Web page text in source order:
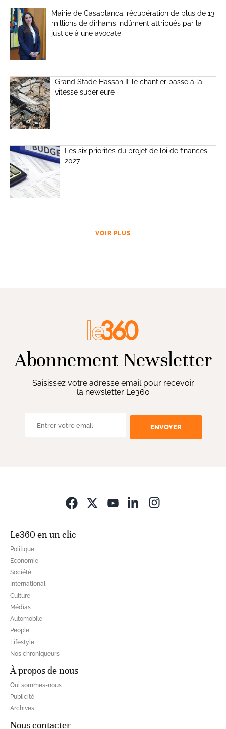
Mairie de Casablanca: récupération de plus de 13
millions de dirhams indûment attribués par la
justice à une avocate
Grand Stade Hassan II: le chantier passe à la
vitesse supérieure
Les six priorités du projet de loi de finances
2027
VOIR PLUS
Abonnement Newsletter
Saisissez votre adresse email pour recevoir
la newsletter Le360
ENVOYER
Le360 en un clic
Politique
Economie
Société
International
Culture
Médias
Automobile
People
Lifestyle
Nos chroniqueurs
À propos de nous
Qui sommes-nous
Publicité
Archives
Nous contacter